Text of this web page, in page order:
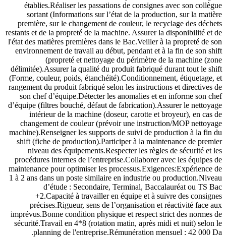
établies.Réaliser les passations de consignes avec son collègue
sortant (Informations sur l’état de la production, sur la matière
première, sur le changement de couleur, le recyclage des déchets
restants et de la propreté de la machine. Assurer la disponibilité et de
l'état des matières premières dans le Bac.Veiller à la propreté de son
environnement de travail au début, pendant et à la fin de son shift
(propreté et nettoyage du périmètre de la machine (zone
délimitée).Assurer la qualité du produit fabriqué durant tout le shift
(Forme, couleur, poids, étanchéité).Conditionnement, étiquetage, et
rangement du produit fabriqué selon les instructions et directives de
son chef d’équipe.Détecter les anomalies et en informe son chef
d’équipe (filtres bouché, défaut de fabrication).Assurer le nettoyage
intérieur de la machine (doseur, carotte et broyeur), en cas de
changement de couleur (prévoir une instruction/MOP nettoyage
machine).Renseigner les supports de suivi de production à la fin du
shift (fiche de production).Participer à la maintenance de premier
niveau des équipements.Respecter les règles de sécurité et les
procédures internes de l’entreprise.Collaborer avec les équipes de
maintenance pour optimiser les processus.Exigences:Expérience de
1 à 2 ans dans un poste similaire en industrie ou production.Niveau
d’étude : Secondaire, Terminal, Baccalauréat ou TS Bac
+2.Capacité à travailler en équipe et à suivre des consignes
précises.Rigueur, sens de l’organisation et réactivité face aux
imprévus.Bonne condition physique et respect strict des normes de
sécurité.Travail en 4*8 (rotation matin, après midi et nuit) selon le
planning de l'entreprise.Rémunération mensuel : 42 000 Da.